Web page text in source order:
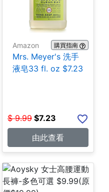
Amazon 購買指南
Mrs. Meyer's 洗手
液皂33 fl. oz $7.23
$ 9.99 $7.23
由此查看